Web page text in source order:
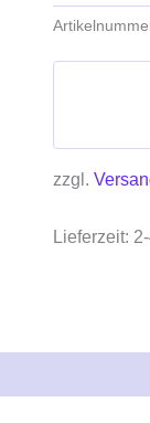
zzgl.
Lieferzeit: